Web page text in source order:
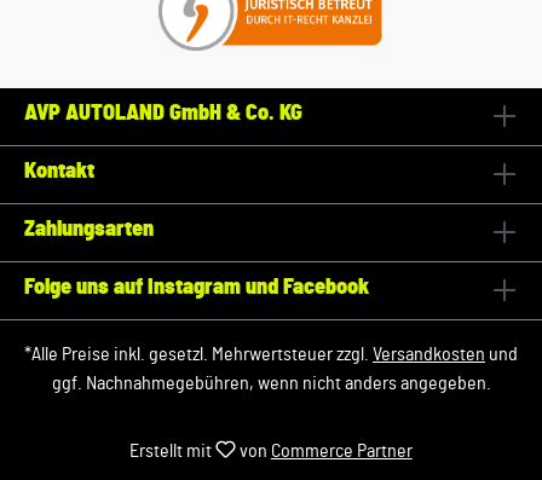
AVP AUTOLAND GmbH & Co. KG
Kontakt
Zahlungsarten
Folge uns auf Instagram und Facebook
*Alle Preise inkl. gesetzl. Mehrwertsteuer zzgl. Versandkosten und
ggf. Nachnahmegebühren, wenn nicht anders angegeben.
Erstellt mit von Commerce Partner